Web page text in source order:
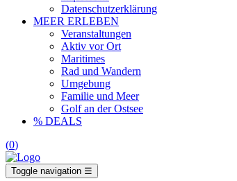
Datenschutzerklärung
MEER ERLEBEN
Veranstaltungen
Aktiv vor Ort
Maritimes
Rad und Wandern
Umgebung
Familie und Meer
Golf an der Ostsee
% DEALS
(0)
Toggle navigation ☰